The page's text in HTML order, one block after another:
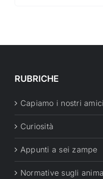
RUBRICHE
Capiamo i nostri
Curiosità
Appunti a sei zampe
Normative sugli